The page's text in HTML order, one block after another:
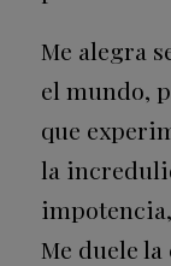
Me alegra
el mundo,
que
la
Me duele la